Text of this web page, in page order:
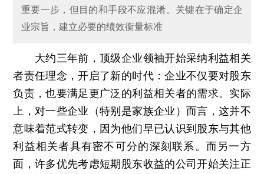
重要一步，但目的和手段不应混淆。关键在于确定企
业宗旨，建立必要的绩效衡量标准
大约三年前，顶级企业领袖开始采纳利益相关
者责任理念，开启了新的时代：企业不仅要对股东
负责，也要满足更广泛的利益相关者的需求。实际
上，对一些企业（特别是家族企业）而言，这并不
意味着范式转变，因为他们早已认识到股东与其他
利益相关者具有密不可分的深刻联系。而另一方
面，许多优先考虑短期股东收益的公司开始关注正